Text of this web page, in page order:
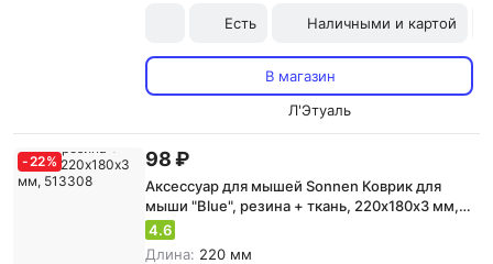
Есть Наличными и картой
В магазин
Л'Этуаль
-22% 98 ₽
Аксессуар для мышей Sonnen Коврик для
мыши "Blue", резина + ткань, 220х180х3 мм,
513308
4.6
Длина: 220 мм